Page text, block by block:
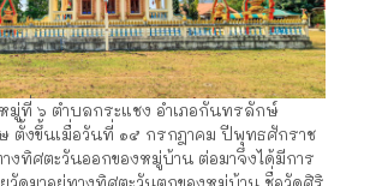
หมู่ที่ ๖ ตำบลกระแชง อำเภอกันทรลักษ์
ตั้งขึ้นเมื่อวันที่ ๑๕ กรกฎาคม ปีพุทธศักราช
งทิศตะวันออกของหมู่บ้าน ต่อมาจึงได้มีการ
วัดมาอยู่ทางทิศตะวันตกของหมู่บ้าน ชื่อวัดศิริ